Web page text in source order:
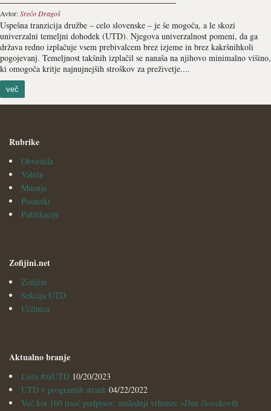
Avtor:Srečo Dragoš
Uspešna tranzicija družbe – celo slovenske – je še mogoča, a le skozi
univerzalni temeljni dohodek (UTD). Njegova univerzalnost pomeni, da ga
država redno izplačuje vsem prebivalcem brez izjeme in brez kakršnihkoli
pogojevanj. Temeljnost takšnih izplačil se nanaša na njihovo minimalno višino,
ki omogoča kritje najnujnejših stroškov za preživetje....
več
Rubrike
Obvestila
Vabila
Mnenja
Posnetki
Publikacije
Zofijini.net
Zofijini
Sekcija UTD
Učilnica
Aktualno branje
Lista #zaUTD 10/20/2023
UTD v programih strank 04/22/2022
Več kot 160 tisoč podpisov, naslednji vrhunec »Dan človekovih